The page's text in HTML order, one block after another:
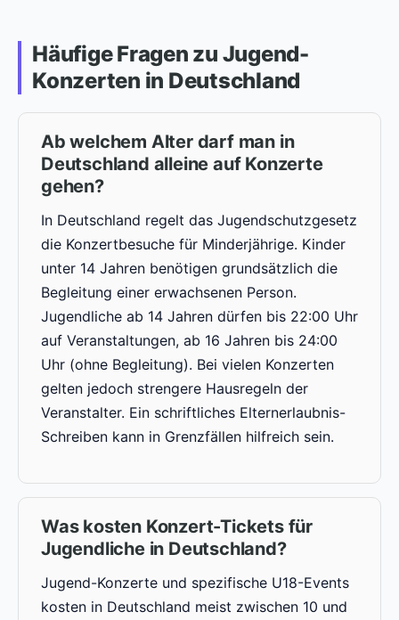
Häufige Fragen zu Jugend-
Konzerten in Deutschland
Ab welchem Alter darf man in
Deutschland alleine auf Konzerte
gehen?
In Deutschland regelt das Jugendschutzgesetz
die Konzertbesuche für Minderjährige. Kinder
unter 14 Jahren benötigen grundsätzlich die
Begleitung einer erwachsenen Person.
Jugendliche ab 14 Jahren dürfen bis 22:00 Uhr
auf Veranstaltungen, ab 16 Jahren bis 24:00
Uhr (ohne Begleitung). Bei vielen Konzerten
gelten jedoch strengere Hausregeln der
Veranstalter. Ein schriftliches Elternerlaubnis-
Schreiben kann in Grenzfällen hilfreich sein.
Was kosten Konzert-Tickets für
Jugendliche in Deutschland?
Jugend-Konzerte und spezifische U18-Events
kosten in Deutschland meist zwischen 10 und